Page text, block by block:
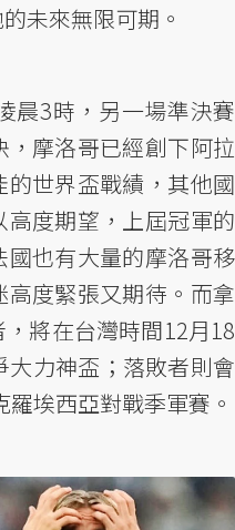
未來無限可期。
晨3時，另一場準決賽
摩洛哥已經創下阿拉
世界盃戰績，其他國
度期望，上屆冠軍的
也有大量的摩洛哥移
度緊張又期待。而拿
將在台灣時間12月18
大力神盃；落敗者則會
埃西亞對戰季軍賽。